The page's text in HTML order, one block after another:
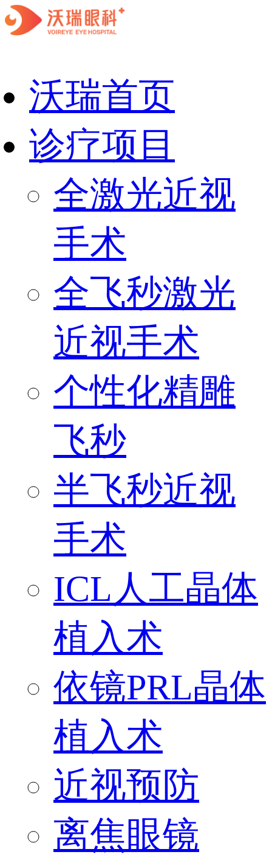
沃瑞首页
诊疗项目
全激光近视
手术
全飞秒激光
近视手术
个性化精雕
飞秒
半飞秒近视
手术
ICL人工晶体
植入术
依镜PRL晶体
植入术
近视预防
离焦眼镜